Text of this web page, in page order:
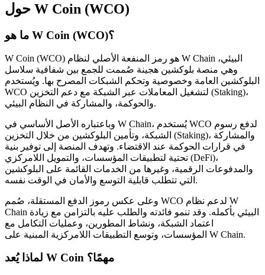
انضم إلى أفضل المتداولين
استمتع بتقاسم الأرباح وعمولات نسخ التداول
حول W Coin (WCO)
ما هو W Coin (WCO)؟
W Coin (WCO) هو رمز المنفعة الأصلي لنظام W Chain البيئي،
وهي منصة بلوكشين هجينة صُممت للجمع بين شفافية سلاسل
البلوكشين العامة وخصوصية وتحكم الشبكات المصرح بها. ويُستخدم
WCO لتشغيل المعاملات عبر الشبكة مع دعم التخزين (Staking)،
والحوكمة، والمشاركة في النظام البيئي.
وباعتباره الأصل الأساسي في W Chain، يُستخدم WCO لدفع رسوم
الشبكة، وتأمين البلوكشين من خلال التخزين (Staking)، والمشاركة
في قرارات الحوكمة عند الاقتضاء. وتهدف المنصة إلى توفير بنية
تحتية لتطبيقات المؤسسات، والتمويل اللامركزي (DeFi)،
والمدفوعات الرقمية، وغيرها من الخدمات القائمة على البلوكشين
التي تتطلب قابلية التوسع والأمان في الوقت نفسه.
وعلى عكس رموز الدفع المستقلة، صُمم WCO لدعم نظام W
Chain البيئي بأكمله. وقد تنمو فائدته والطلب عليه بالتزامن مع زيادة
اعتماد الشبكة، ونشاط المطورين، وعمليات التكامل مع
المؤسسات، وتوسع التطبيقات اللامركزية المبنية على W Chain.
لماذا يُعد W Coin مهمًا؟